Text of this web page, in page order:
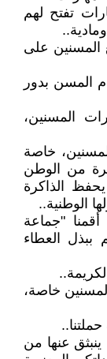
تفتح لهم
المسنين على
المسن بدور
المسنين،
خاصة
من الوطن
يحفظ الذاكرة
الوطنية..
أقمنا "جماعة
ببذل العطاء
خاصة،
ينبثق عنها من